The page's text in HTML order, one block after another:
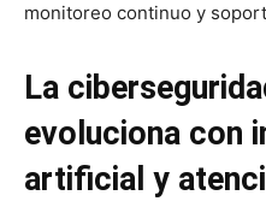
monitoreo continuo y
La
evoluciona con
artificial y